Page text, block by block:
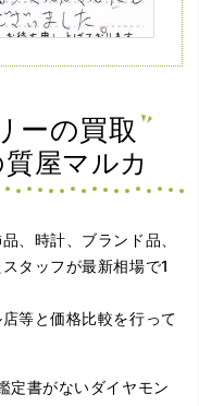
に分かり易く、安心
ーの買取
屋マルカ
、時計、ブランド品、
タッフが最新相場で1
等と価格比較を行って
定書がないダイヤモン